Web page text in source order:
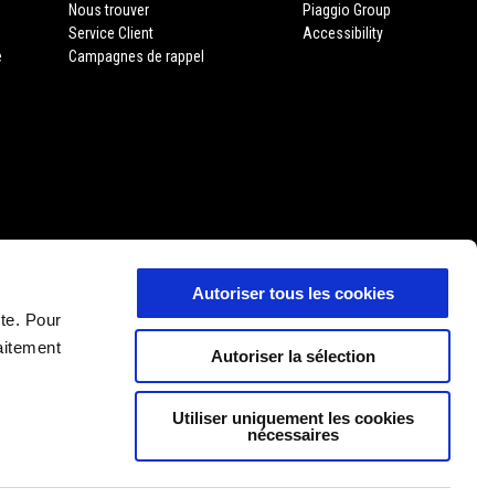
Pour
Autoriser tous les cookies
Autoriser la sélection
Utiliser uniquement les cookies
nécessaires
Nous trouver
Service Client
Campagnes de rappel
Piaggio Group
Accessibility